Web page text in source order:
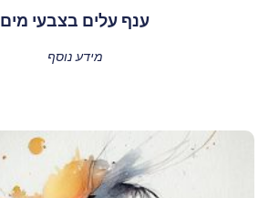
ענף עלים בצבעי מים
מידע נוסף